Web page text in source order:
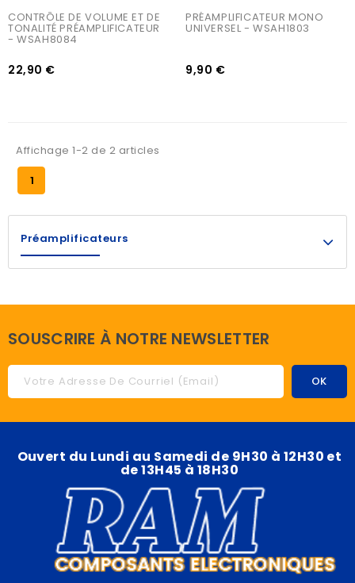
CONTRÔLE DE VOLUME ET DE
TONALITÉ PRÉAMPLIFICATEUR
- WSAH8084
22,90 €
PRÉAMPLIFICATEUR MONO
UNIVERSEL - WSAH1803
9,90 €
Affichage 1-2 de 2 articles
1
Préamplificateurs
SOUSCRIRE À NOTRE NEWSLETTER
Ouvert du Lundi au Samedi de 9H30 à 12H30 et
de 13H45 à 18H30